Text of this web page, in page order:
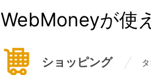
WebMoneyが使
ショッピング